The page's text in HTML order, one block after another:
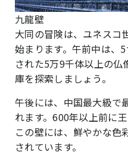
九龍壁
大同の冒険は、ユネスコ
始まります。午前中は、
された5万9千体以上の仏
庫を探索しましょう。
午後には、中国最大級で
れます。600年以上前に
この壁には、鮮やかな色
されています。